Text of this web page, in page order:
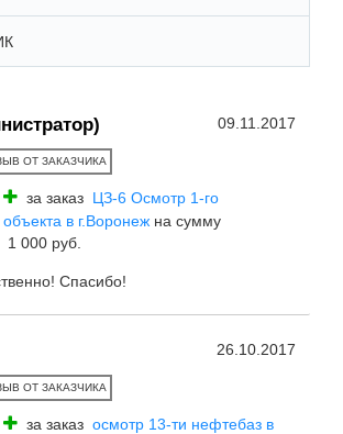
09.11.2017
ОТ ЗАКАЗЧИКА
за заказ ЦЗ-6 Осмотр 1-го
объекта в г.Воронеж на сумму
1 000 руб.
Спасибо!
26.10.2017
ОТ ЗАКАЗЧИКА
за заказ осмотр 13-ти нефтебаз в